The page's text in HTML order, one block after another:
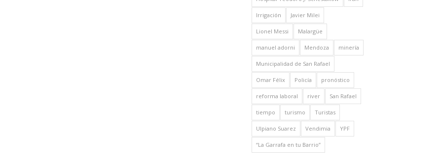
Irrigación Javier Milei
Lionel Messi Malargüe
manuel adorni Mendoza minería
Municipalidad de San Rafael
Omar Félix Policía pronóstico
reforma laboral river San Rafael
tiempo turismo Turistas
Ulpiano Suarez Vendimia YPF
“La Garrafa en tu Barrio”